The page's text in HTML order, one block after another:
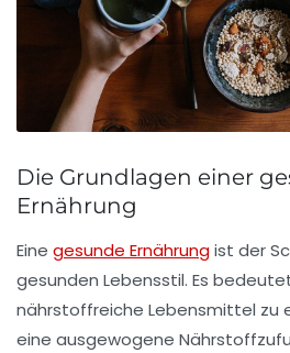
Die Grundlagen einer
Ernährung
Eine gesunde Ernährungist der
gesunden Lebensstil. Es
nährstoffreiche Lebensmittel zu
eine ausgewogene